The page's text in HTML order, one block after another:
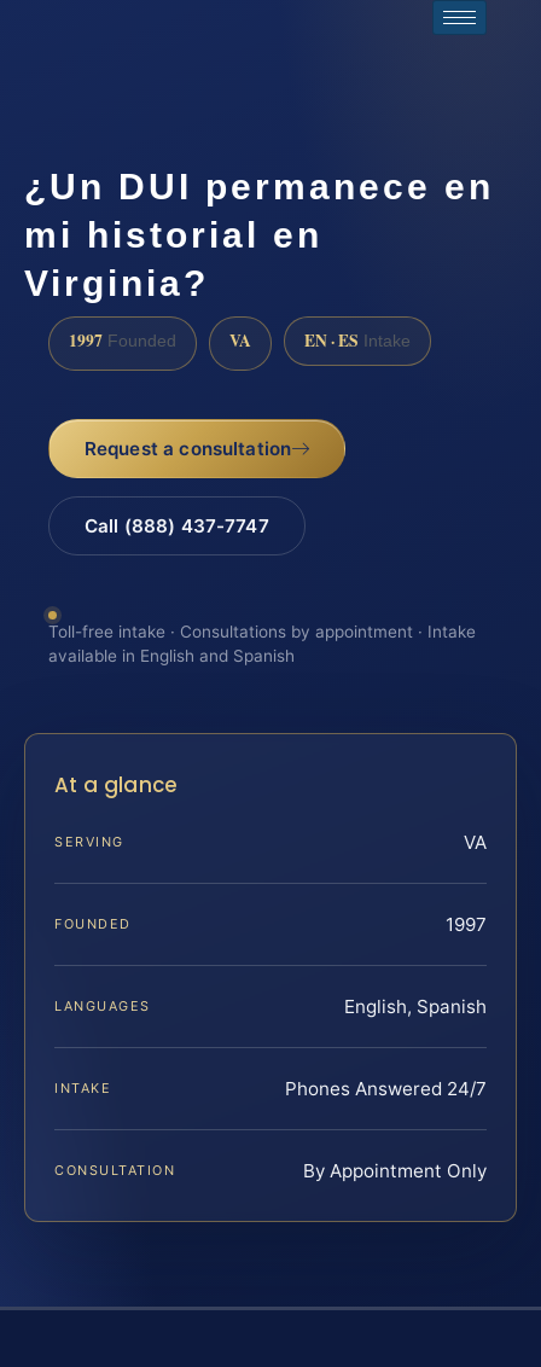
¿Un DUI permanece en
mi historial en
Virginia?
1997 Founded VA EN · ES Intake
Request a consultation
Call (888) 437-7747
Toll-free intake · Consultations by appointment · Intake
available in English and Spanish
At a glance
SERVING VA
FOUNDED 1997
LANGUAGES English, Spanish
INTAKE Phones Answered 24/7
CONSULTATION By Appointment Only